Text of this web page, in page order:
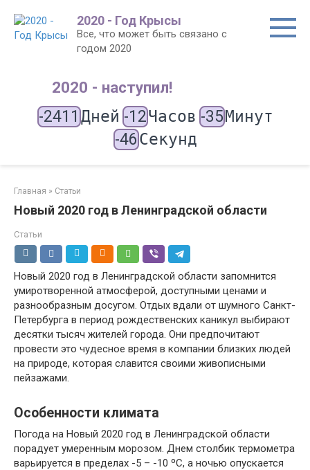
контенту
2020 - Год Крысы
Все, что может быть связано с
годом 2020
2020 - наступил!
-2411Дней -12Часов -35Минут
-46Секунд
Главная » Статьи
Новый 2020 год в Ленинградской области
Статьи
Новый 2020 год в Ленинградской области запомнится
умиротворенной атмосферой, доступными ценами и
разнообразным досугом. Отдых вдали от шумного Санкт-
Петербурга в период рождественских каникул выбирают
десятки тысяч жителей города. Они предпочитают
провести это чудесное время в компании близких людей
на природе, которая славится своими живописными
пейзажами.
Особенности климата
Погода на Новый 2020 год в Ленинградской области
порадует умеренным морозом. Днем столбик термометра
варьируется в пределах -5 – -10 ºС, а ночью опускается